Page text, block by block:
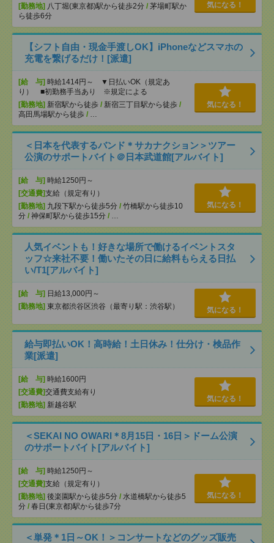
[勤務地] 八丁堀(東京都)駅から徒歩2分 / 茅場町駅か
ら徒歩6分
気になる！
【シフト自由・現金手渡しOK】iPhoneなどスマホの
充電を繋げるだけ！[派遣]
[給 与] 時給1414円～ ▼日払いOK（規定あ
り） ■初勤務手当あり ※規定による
[勤務地] 新宿駅から徒歩 / 新宿三丁目駅から徒歩 /
高田馬場駅から徒歩 / …
気になる！
＜日本を代表するバンド＊サカナクション＞ツアー
公演のサポートバイト＠日本武道館[アルバイト]
[給 与] 時給1250円～
[交通費]支給（規定有り）
[勤務地] 九段下駅から徒歩5分 / 竹橋駅から徒歩10
分 / 神保町駅から徒歩15分 / …
気になる！
人気イベントも！好きな場所で働けるイベントスタ
ッフ☆来社不要！働いたその日に給料もらえる日払
い/T1[アルバイト]
[給 与] 日給13,000円～
[勤務地] 東京都渋谷区渋谷（最寄り駅：渋谷駅） 気になる！
給与即払いOK！高時給！土日休み！仕分け・検品作
業[派遣]
[給 与] 時給1600円
[交通費]交通費支給有り
[勤務地] 新越谷駅
気になる！
＜SEKAI NO OWARI＊8月15日・16日＞ドーム公演
のサポートバイト[アルバイト]
[給 与] 時給1250円～
[交通費]支給（規定有り）
[勤務地] 後楽園駅から徒歩5分 / 水道橋駅から徒歩5
分 / 春日(東京都)駅から徒歩7分
気になる！
＜単発＊1日～OK！＞コンサートなどのグッズ販売